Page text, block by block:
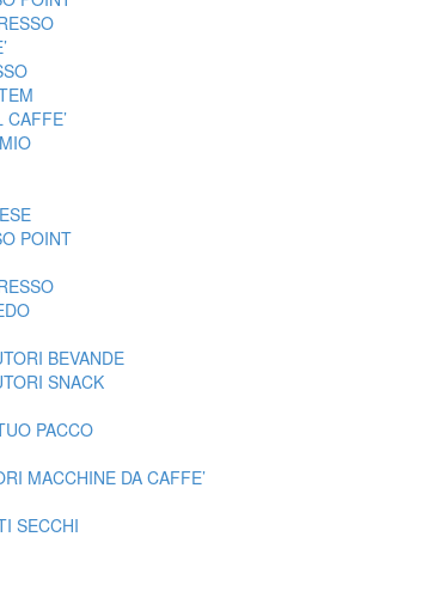
CAFFE’
POINT
BEVANDE
SNACK
PACCO
MACCHINE DA CAFFE’
SECCHI